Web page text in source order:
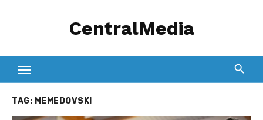
CentralMedia
TAG: MEMEDOVSKI